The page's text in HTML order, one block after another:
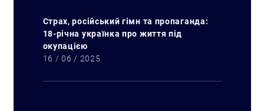
Страх, російський гімн та пропаганда:
18-річна українка про життя під
окупацією
16 / 06 / 2025